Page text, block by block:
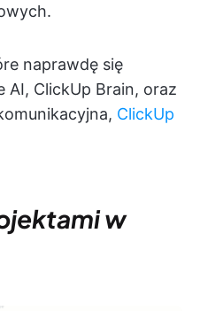
naprawdę się
ClickUp Brain, oraz
ClickUp
w